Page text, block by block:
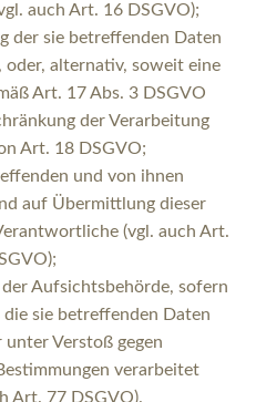
auch Art. 16 DSGVO);
der sie betreffenden Daten
oder, alternativ, soweit eine
Art. 17 Abs. 3 DSGVO
der Verarbeitung
Art. 18 DSGVO;
und von ihnen
auf Übermittlung dieser
(vgl. auch Art.
Aufsichtsbehörde, sofern
sie betreffenden Daten
Verstoß gegen
verarbeitet
Art. 77 DSGVO).